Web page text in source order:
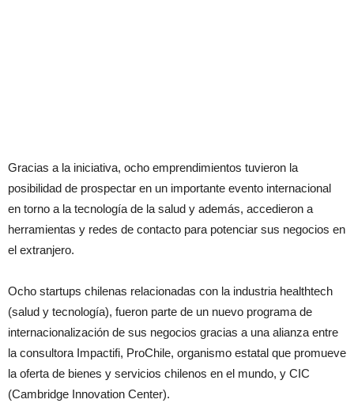
Gracias a la iniciativa, ocho emprendimientos tuvieron la
posibilidad de prospectar en un importante evento internacional
en torno a la tecnología de la salud y además, accedieron a
herramientas y redes de contacto para potenciar sus negocios en
el extranjero.
Ocho startups chilenas relacionadas con la industria healthtech
(salud y tecnología), fueron parte de un nuevo programa de
internacionalización de sus negocios gracias a una alianza entre
la consultora Impactifi, ProChile, organismo estatal que promueve
la oferta de bienes y servicios chilenos en el mundo, y CIC
(Cambridge Innovation Center).